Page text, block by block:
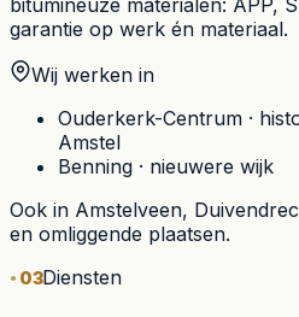
garantie op werk én materiaal.
Wij werken in
Ouderkerk-Centrum ·
Amstel
Benning · nieuwere wijk
Ook in Amstelveen,
en omliggende plaatsen.
03Diensten